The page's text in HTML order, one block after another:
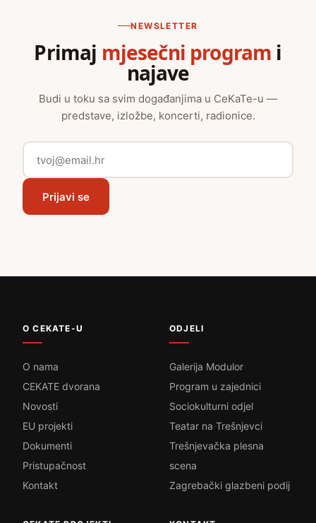
NEWSLETTER
Primaj mjesečni program i
najave
Budi u toku sa svim događanjima u CeKaTe-u —
predstave, izložbe, koncerti, radionice.
Prijavi se
O CEKATE-U
O nama
CEKATE dvorana
Novosti
EU projekti
Dokumenti
Pristupačnost
Kontakt
ODJELI
Galerija Modulor
Program u zajednici
Sociokulturni odjel
Teatar na Trešnjevci
Trešnjevačka plesna
scena
Zagrebački glazbeni podij